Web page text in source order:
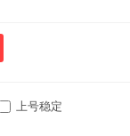
上号稳定